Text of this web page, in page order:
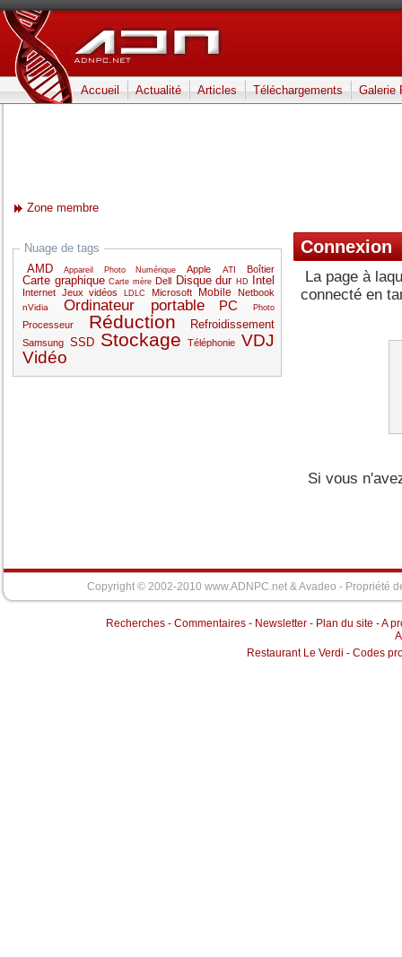
Accueil Actualité Articles Téléchargements Galerie
Zone membre
Connexion
La page à
connecté en
Si vous
Nuage de tags
AMD Appareil Photo Numérique Apple ATI Boîtier
Carte graphique Carte mère Dell Disque dur HD Intel
Internet Jeux vidéos LDLC Microsoft Mobile Netbook
nVidia Ordinateur portable PC Photo
Processeur Réduction Refroidissement
Samsung SSD Stockage Téléphonie VDJ
Vidéo
Copyright © 2002-2010 www.ADNPC.net &Avadeo - Propriété
Recherches - Commentaires - Newsletter - Plan du site -A
Restaurant Le Verdi - Codes